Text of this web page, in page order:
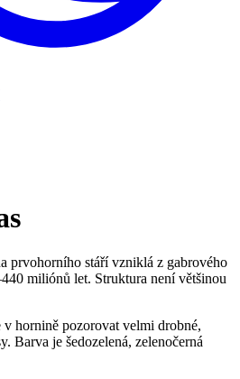
prvohorního stáří vzniklá z gabrového
miliónů let. Struktura není většinou
hornině pozorovat velmi drobné,
Barva je šedozelená, zelenočerná